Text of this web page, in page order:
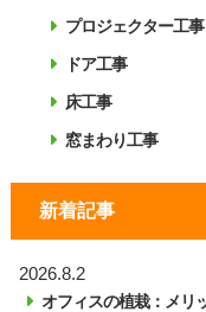
プロジェクター工事
ドア工事
床工事
窓まわり工事
新着記事
2026.8.2
オフィスの植栽：メリ